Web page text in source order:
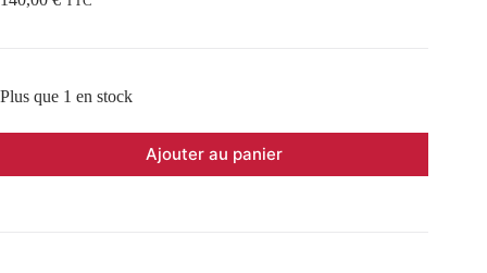
Plus que 1 en stock
Ajouter au panier